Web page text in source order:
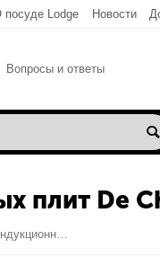
посуде Lodge Новости
Вопросы и ответы
плит De
Ковш со стеклянной крышкой для индукционных плит De Chef 2 л, 18 см, Neoflam